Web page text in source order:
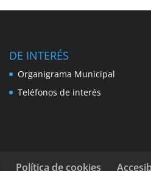
DE INTERÉS
Organigrama Municipal
Teléfonos de interés
Política de cookies